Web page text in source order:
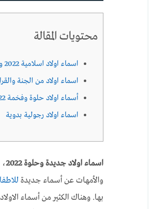
محتويات المقالة
اسماء اولاد اسلامية 2022 ومعانيها
اسماء اولاد من الجنة والقران
أسماء اولاد حلوة وفخمة 2022
اسماء اولاد رجولية بدوية
اسماء اولاد جديدة وحلوة 2022
والأمهات عن أسماء جديدة
بها. وهناك الكثير من أسماء